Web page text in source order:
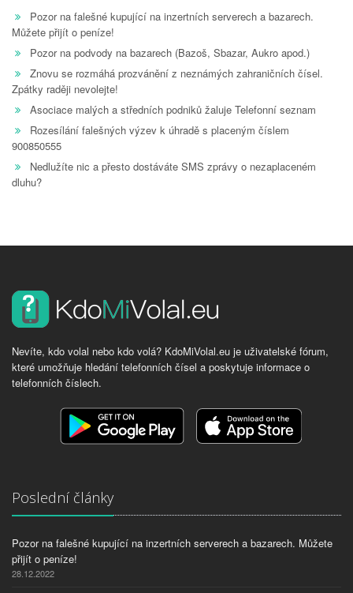
Pozor na falešné kupující na inzertních serverech a bazarech.
Můžete přijít o peníze!
Pozor na podvody na bazarech (Bazoš, Sbazar, Aukro apod.)
Znovu se rozmáhá prozvánění z neznámých zahraničních čísel.
Zpátky raději nevolejte!
Asociace malých a středních podniků žaluje Telefonní seznam
Rozesílání falešných výzev k úhradě s placeným číslem
900850555
Nedlužíte nic a přesto dostáváte SMS zprávy o nezaplaceném
dluhu?
Nevíte, kdo volal nebo kdo volá? KdoMiVolal.eu je uživatelské fórum,
které umožňuje hledání telefonních čísel a poskytuje informace o
telefonních číslech.
Poslední články
Pozor na falešné kupující na inzertních serverech a bazarech. Můžete
přijít o peníze!
28.12.2022